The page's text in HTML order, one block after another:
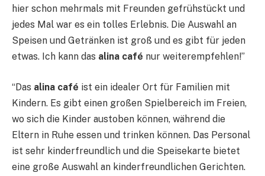
hier schon mehrmals mit Freunden gefrühstückt und
jedes Mal war es ein tolles Erlebnis. Die Auswahl an
Speisen und Getränken ist groß und es gibt für jeden
etwas. Ich kann das alina café nur weiterempfehlen!”
“Das alina café ist ein idealer Ort für Familien mit
Kindern. Es gibt einen großen Spielbereich im Freien,
wo sich die Kinder austoben können, während die
Eltern in Ruhe essen und trinken können. Das Personal
ist sehr kinderfreundlich und die Speisekarte bietet
eine große Auswahl an kinderfreundlichen Gerichten.